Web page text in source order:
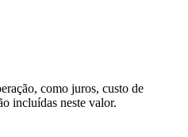
como juros, custo de
incluídas neste valor.